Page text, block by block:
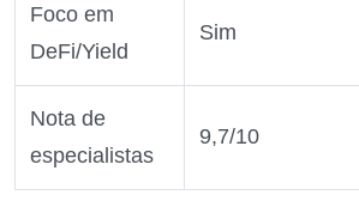
Foco em
DeFi/Yield
Sim
Nota de
especialistas
9,7/10